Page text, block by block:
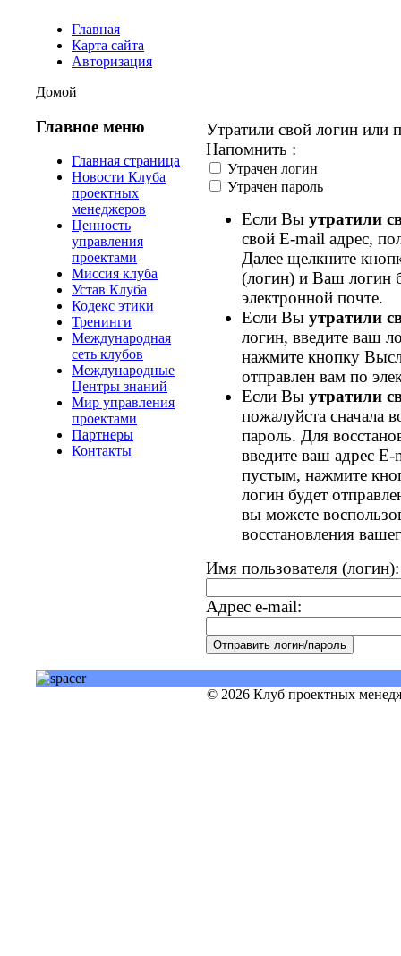
Главная
Карта сайта
Авторизация
Домой
Главное меню
Главная страница
Новости Клуба
проектных
менеджеров
Ценность
управления
проектами
Миссия клуба
Устав Клуба
Кодекс этики
Тренинги
Международная
сеть клубов
Международные
Центры знаний
Мир управления
проектами
Партнеры
Контакты
Утратили свой логин или
Напомнить :
Утрачен логин
Утрачен пароль
Если Вы утратили
свой E-mail адрес,
Далее щелкните
(логин) и Ваш логин
электронной почте.
Если Вы утратили
логин, введите ваш
нажмите кнопку
отправлен вам по
Если Вы утратили
пожалуйста сначала
пароль. Для
введите ваш адрес
пустым, нажмите
логин будет
вы можете
восстановления
Имя пользователя (логин):
Адрес e-mail:
© 2026 Клуб проектных